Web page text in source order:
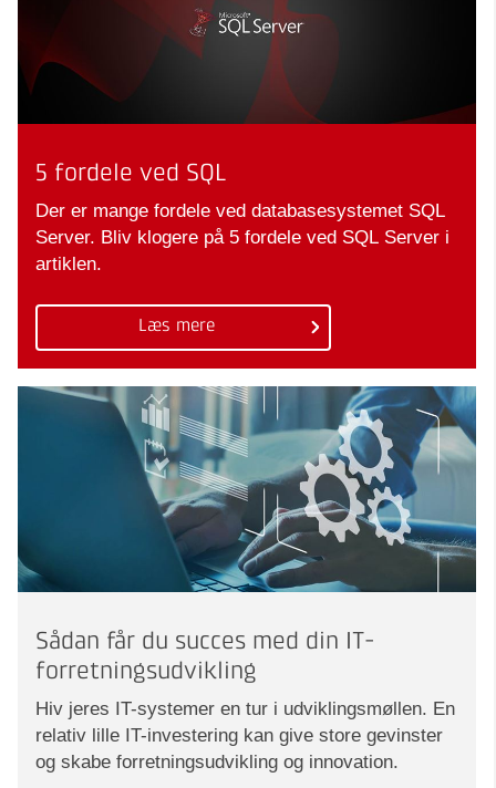
5 fordele ved SQL
Der er mange fordele ved databasesystemet SQL
Server. Bliv klogere på 5 fordele ved SQL Server i
artiklen.
Læs mere
Sådan får du succes med din IT-
forretningsudvikling
Hiv jeres IT-systemer en tur i udviklingsmøllen. En
relativ lille IT-investering kan give store gevinster
og skabe forretningsudvikling og innovation.